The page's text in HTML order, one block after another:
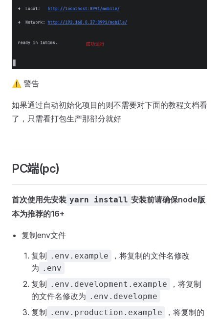
⚠️ 警告
如果通过自动初始化项目的则不需要对下面的教程文档看
了，只需看打包生产那部分就好
PC端(pc)
首次使用先安装 yarn install 安装前请确保node版
本为推荐的16+
复制env文件
复制 .env.example
，将复制的文件名修改
为 .env
复制 .env.development.example
，将复制
的文件名修改为 .env.developme
复制 .env.production.example
，将复制的